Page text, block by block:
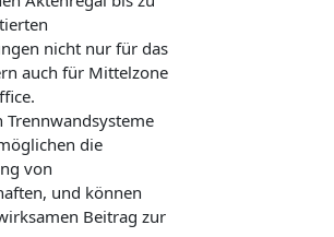
nicht nur für das
auch für Mittelzone
Trennwandsysteme
die
von
und können
Beitrag zur